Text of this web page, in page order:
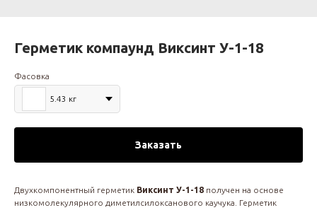
Герметик компаунд Виксинт У-1-18
Фасовка
5.43 кг
Заказать
Двухкомпонентный герметик Виксинт У-1-18 получен на основе
низкомолекулярного диметилсилоксанового каучука. Герметик